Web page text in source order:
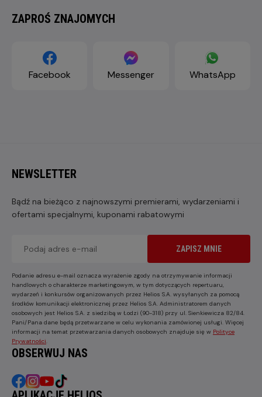
ZAPROŚ ZNAJOMYCH
Facebook Messenger WhatsApp
NEWSLETTER
Bądź na bieżąco z najnowszymi premierami, wydarzeniami i
ofertami specjalnymi, kuponami rabatowymi
ZAPISZ MNIE
Podanie adresu e-mail oznacza wyrażenie zgody na otrzymywanie informacji
handlowych o charakterze marketingowym, w tym dotyczących repertuaru,
wydarzeń i konkursów organizowanych przez Helios S.A. wysyłanych za pomocą
środków komunikacji elektronicznej przez Helios S.A. Administratorem danych
osobowych jest Helios S.A. z siedzibą w Łodzi (90-318) przy ul. Sienkiewicza 82/84.
Pani/Pana dane będą przetwarzane w celu wykonania zamówionej usługi. Więcej
informacji na temat przetwarzania danych osobowych znajduje się w Polityce
Prywatności
OBSERWUJ NAS